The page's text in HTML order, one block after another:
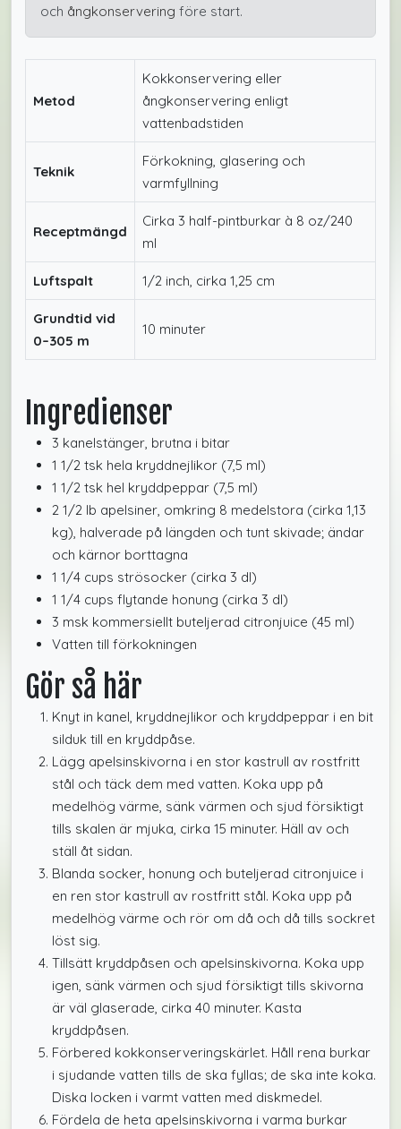
och ångkonservering före start.
Metod
Kokkonservering eller
ångkonservering enligt
vattenbadstiden
Teknik
Förkokning, glasering och
varmfyllning
Receptmängd
Cirka 3 half-pintburkar à 8 oz/240
ml
Luftspalt 1/2 inch, cirka 1,25 cm
Grundtid vid
0–305 m
10 minuter
Ingredienser
3 kanelstänger, brutna i bitar
1 1/2 tsk hela kryddnejlikor (7,5 ml)
1 1/2 tsk hel kryddpeppar (7,5 ml)
2 1/2 lb apelsiner, omkring 8 medelstora (cirka 1,13
kg), halverade på längden och tunt skivade; ändar
och kärnor borttagna
1 1/4 cups strösocker (cirka 3 dl)
1 1/4 cups flytande honung (cirka 3 dl)
3 msk kommersiellt buteljerad citronjuice (45 ml)
Vatten till förkokningen
Gör så här
Knyt in kanel, kryddnejlikor och kryddpeppar i en bit
silduk till en kryddpåse.
Lägg apelsinskivorna i en stor kastrull av rostfritt
stål och täck dem med vatten. Koka upp på
medelhög värme, sänk värmen och sjud försiktigt
tills skalen är mjuka, cirka 15 minuter. Häll av och
ställ åt sidan.
Blanda socker, honung och buteljerad citronjuice i
en ren stor kastrull av rostfritt stål. Koka upp på
medelhög värme och rör om då och då tills sockret
löst sig.
Tillsätt kryddpåsen och apelsinskivorna. Koka upp
igen, sänk värmen och sjud försiktigt tills skivorna
är väl glaserade, cirka 40 minuter. Kasta
kryddpåsen.
Förbered kokkonserveringskärlet. Håll rena burkar
i sjudande vatten tills de ska fyllas; de ska inte koka.
Diska locken i varmt vatten med diskmedel.
Fördela de heta apelsinskivorna i varma burkar